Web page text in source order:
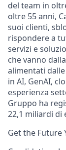
del team in
oltre 55 anni,
suoi clienti,
rispondere a
servizi e
che vanno
alimentati
in AI, GenAI,
esperienza
Gruppo ha
22,1 miliardi di
Get the Future